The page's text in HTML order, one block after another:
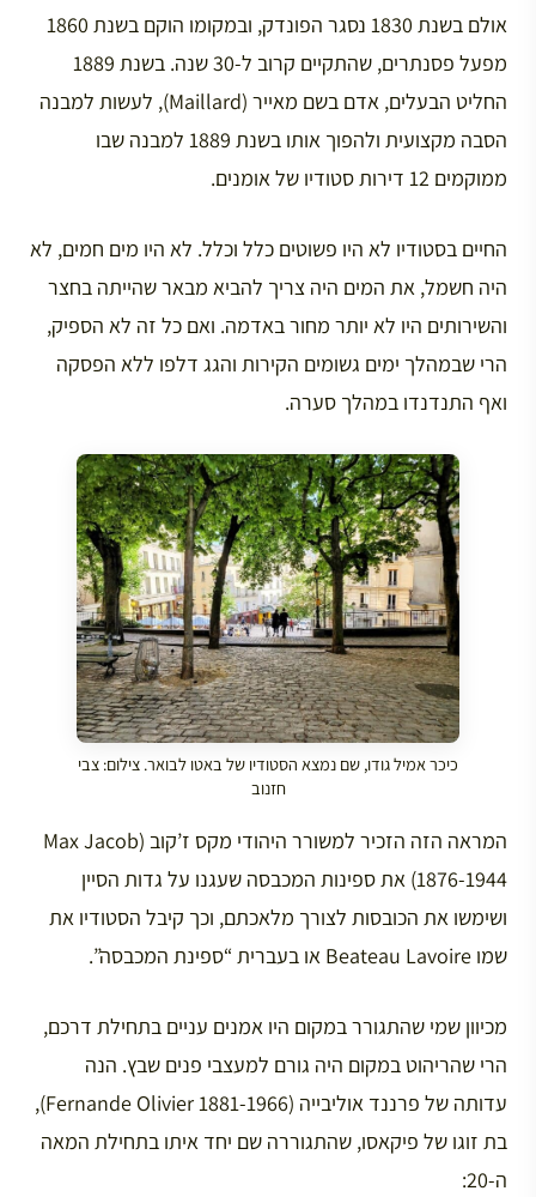
אולם בשנת 1830 נסגר הפונדק, ובמקומו הוקם בשנת 1860
מפעל פסנתרים, שהתקיים קרוב ל-30 שנה. בשנת 1889
החליט הבעלים, אדם בשם מאייר (Maillard), לעשות למבנה
הסבה מקצועית ולהפוך אותו בשנת 1889 למבנה שבו
ממוקמים 12 דירות סטודיו של אומנים.
החיים בסטודיו לא היו פשוטים כלל וכלל. לא היו מים חמים, לא
היה חשמל, את המים היה צריך להביא מבאר שהייתה בחצר
והשירותים היו לא יותר מחור באדמה. ואם כל זה לא הספיק,
הרי שבמהלך ימים גשומים הקירות והגג דלפו ללא הפסקה
ואף התנדנדו במהלך סערה.
כיכר אמיל גודו, שם נמצא הסטודיו של באטו לבואר. צילום: צבי
חזנוב
המראה הזה הזכיר למשורר היהודי מקס ז’קוב (Max Jacob
1876-1944) את ספינות המכבסה שעגנו על גדות הסיין
ושימשו את הכובסות לצורך מלאכתם, וכך קיבל הסטודיו את
שמו Beateau Lavoire או בעברית “ספינת המכבסה”.
מכיוון שמי שהתגורר במקום היו אמנים עניים בתחילת דרכם,
הרי שהריהוט במקום היה גורם למעצבי פנים שבץ. הנה
עדותה של פרננד אוליבייה (Fernande Olivier 1881-1966),
בת זוגו של פיקאסו, שהתגוררה שם יחד איתו בתחילת המאה
ה-20: